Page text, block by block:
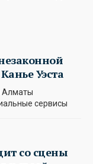
Уэста
Алматы
сервисы
со сцены